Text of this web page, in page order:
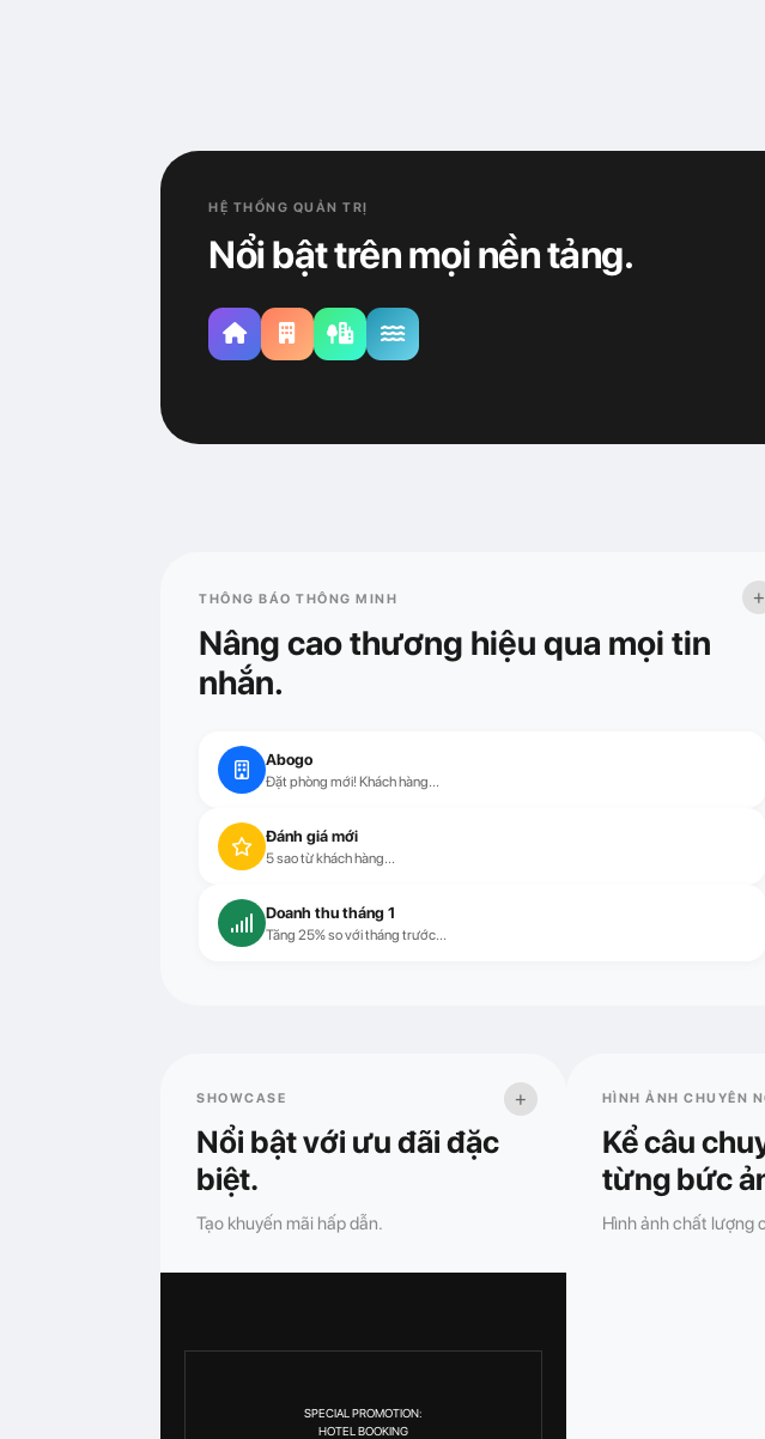
HỆ THỐNG QUẢN TRỊ
Nổi bật trên mọi nền tảng.
+
THÔNG BÁO THÔNG MINH
Nâng cao thương hiệu qua mọi tin
nhắn.
Abogo
Đặt phòng mới! Khách hàng...
Đánh giá mới
5 sao từ khách hàng...
Doanh thu tháng 1
Tăng 25% so với tháng trước...
+
SHOWCASE
Nổi bật với ưu đãi đặc
biệt.
Tạo khuyến mãi hấp dẫn.
SPECIAL PROMOTION:
HOTEL BOOKING
HÌNH ẢNH CHUYÊN
Kể câu
từng bức
Hình ảnh chất lượng